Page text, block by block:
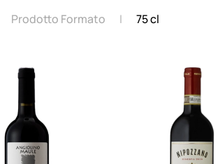
Prodotto Formato 75 cl